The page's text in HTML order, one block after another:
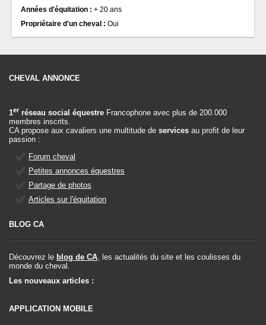
Années d'équitation : + 20 ans
Propriétaire d'un cheval : Oui
CHEVAL ANNONCE
1er réseau social équestre Francophone avec plus de 200.000
membres inscrits.
CA propose aux cavaliers une multitude de services au profit de leur
passion :
Forum cheval
Petites annonces équestres
Partage de photos
Articles sur l'équitation
BLOG CA
Découvrez le blog de CA, les actualités du site et les coulisses du
monde du cheval.
Les nouveaux articles :
APPLICATION MOBILE